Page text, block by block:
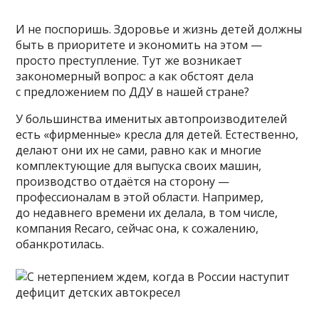
И не поспоришь. Здоровье и жизнь детей должны
быть в приоритете и экономить на этом —
просто преступление. Тут же возникает
закономерный вопрос: а как обстоят дела
с предложением по ДДУ в нашей стране?
У большинства именитых автопроизводителей
есть «фирменные» кресла для детей. Естественно,
делают они их не сами, равно как и многие
комплектующие для выпуска своих машин,
производство отдаётся на сторону —
профессионалам в этой области. Например,
до недавнего времени их делала, в том числе,
компания Recaro, сейчас она, к сожалению,
обанкротилась.